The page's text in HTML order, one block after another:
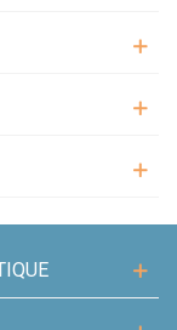
ressources.
répondre à vos
pour tables de
vous faut.
une expérience de